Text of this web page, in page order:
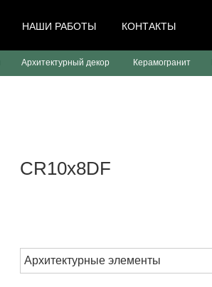
Архитектурный декор Керамогранит
НАШИ РАБОТЫ КОНТАКТЫ
CR10x8DF
Архитектурные элементы